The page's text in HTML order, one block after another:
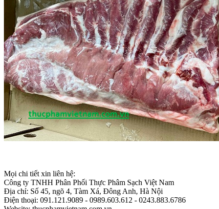
Mọi chi tiết xin liên hệ:
Công ty TNHH Phân Phối Thực Phâm Sạch Việt Nam
Địa chỉ: Số 45, ngõ 4, Tàm Xá, Đông Anh, Hà Nội
Điện thoại: 091.121.9089 - 0989.603.612 - 0243.883.6786